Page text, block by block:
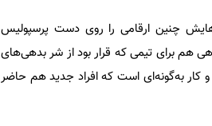
چنین ارقامی را روی دست پرسپولیس
هم برای تیمی که قرار بود از شر بدهی‌های
به‌گونه‌ای است که افراد جدید هم حاضر